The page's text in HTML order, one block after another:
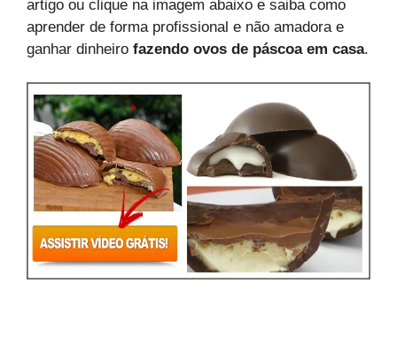
artigo ou clique na imagem abaixo e saiba como
aprender de forma profissional e não amadora e
ganhar dinheiro fazendo ovos de páscoa em casa.